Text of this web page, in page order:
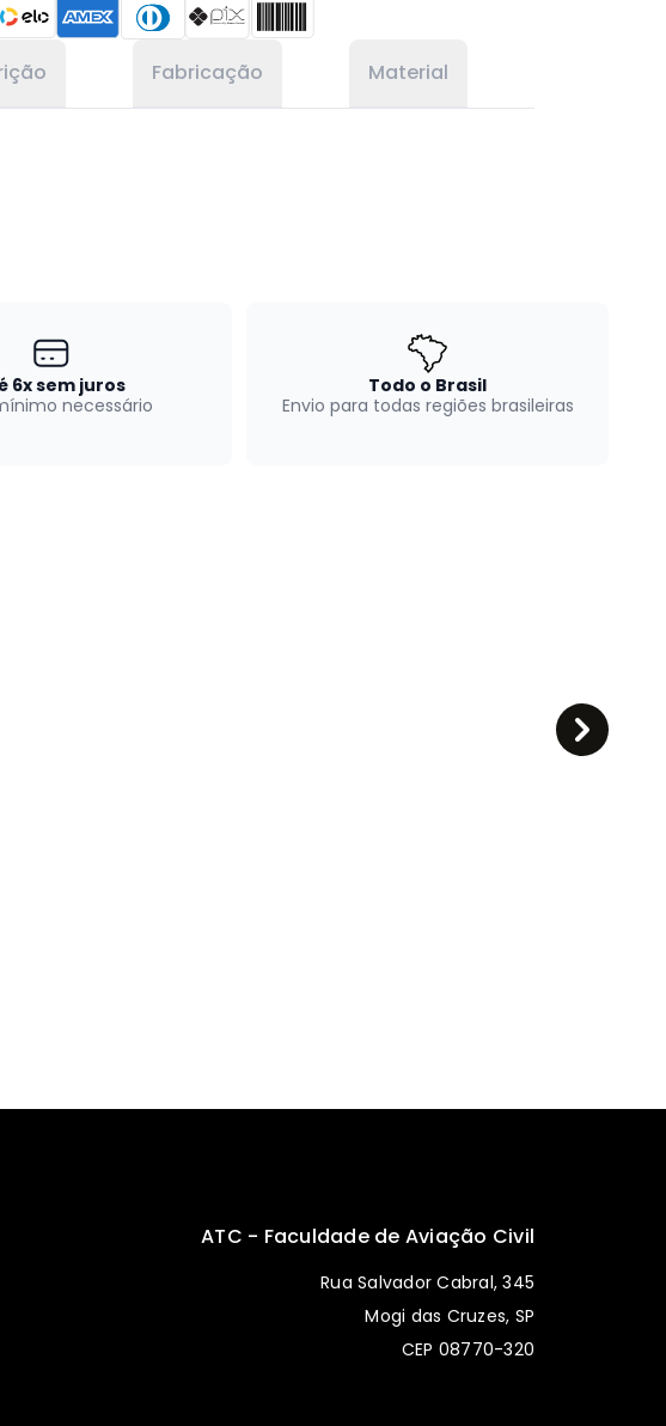
Fabricação Material
6x sem juros
necessário
Todo o Brasil
Envio para todas regiões brasileiras
ATC - Faculdade de Aviação Civil
Rua Salvador Cabral, 345
Mogi das Cruzes, SP
CEP 08770-320